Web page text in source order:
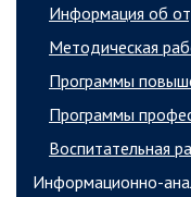
Информация об
Методическая
Программы
Программы
Воспитательная
Информационно-